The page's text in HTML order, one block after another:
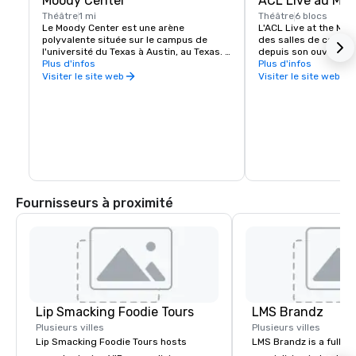
Théâtre1 mi
Le Moody Center est une arène
polyvalente située sur le campus de
l'université du Texas à Austin, au Texas.
La capacité de l'aréna est de plus de 15
000 places au total.
Plus d'infos
Visiter le site web
Théâtre6 blocs
L'ACL Live at the
des salles de
depuis son
célèbre émission de
City Limits et plus
Plus d'infos
Visiter le site web
Fournisseurs à proximité
Lip Smacking Foodie Tours
Plusieurs villes
Lip Smacking Foodie Tours hosts
LMS Brandz
Plusieurs villes
LMS Brandz is a full-